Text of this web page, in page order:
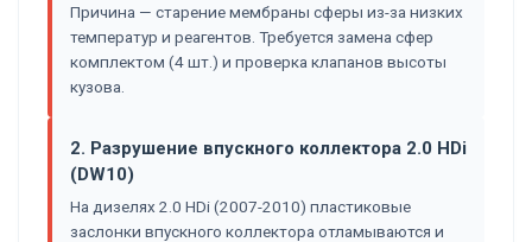
Причина — старение мембраны сферы из-за низких
температур и реагентов. Требуется замена сфер
комплектом (4 шт.) и проверка клапанов высоты
кузова.
2. Разрушение впускного коллектора 2.0 HDi
(DW10)
На дизелях 2.0 HDi (2007-2010) пластиковые
заслонки впускного коллектора отламываются и